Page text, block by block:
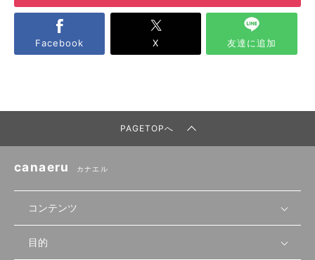
Facebook X 友達に追加
PAGETOPへ
canaeru カナエル
コンテンツ
無料開業相談
目的